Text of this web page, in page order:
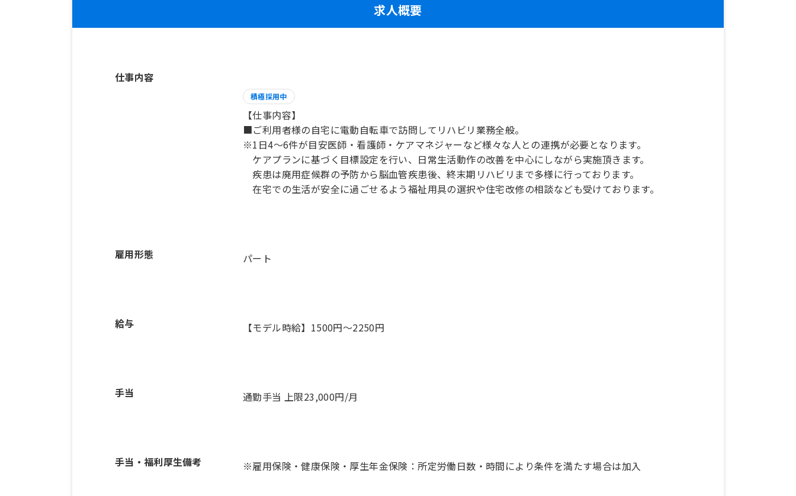
求人概要
仕事内容
積極採用中
【仕事内容】
■ご利用者様の自宅に電動自転車で訪問してリハビリ業務全般。
※1日4～6件が目安医師・看護師・ケアマネジャーなど様々な人との連携が必要となります。
ケアプランに基づく目標設定を行い、日常生活動作の改善を中心にしながら実施頂きます。
疾患は廃用症候群の予防から脳血管疾患後、終末期リハビリまで多様に行っております。
在宅での生活が安全に過ごせるよう福祉用具の選択や住宅改修の相談なども受けております。
雇用形態 パート
給与 【モデル時給】1500円〜2250円
手当 通勤手当 上限23,000円/月
手当・福利厚生備考